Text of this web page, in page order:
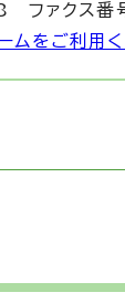
ファクス
ムをご利用く